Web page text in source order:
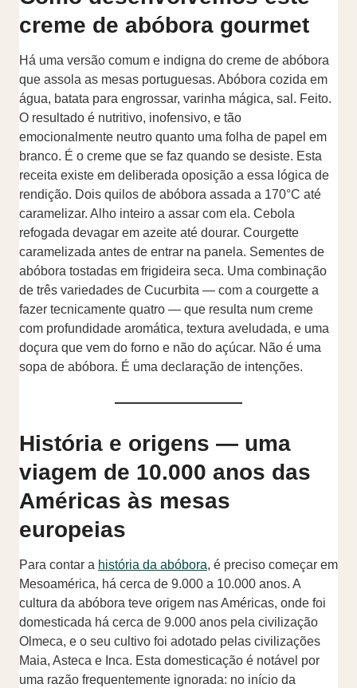
creme de abóbora gourmet
Há uma versão comum e indigna do creme de abóbora
que assola as mesas portuguesas. Abóbora cozida em
água, batata para engrossar, varinha mágica, sal. Feito.
O resultado é nutritivo, inofensivo, e tão
emocionalmente neutro quanto uma folha de papel em
branco. É o creme que se faz quando se desiste. Esta
receita existe em deliberada oposição a essa lógica de
rendição. Dois quilos de abóbora assada a 170°C até
caramelizar. Alho inteiro a assar com ela. Cebola
refogada devagar em azeite até dourar. Courgette
caramelizada antes de entrar na panela. Sementes de
abóbora tostadas em frigideira seca. Uma combinação
de três variedades de Cucurbita — com a courgette a
fazer tecnicamente quatro — que resulta num creme
com profundidade aromática, textura aveludada, e uma
doçura que vem do forno e não do açúcar. Não é uma
sopa de abóbora. É uma declaração de intenções.
História e origens — uma
viagem de 10.000 anos das
Américas às mesas
europeias
Para contar a história da abóbora, é preciso começar em
Mesoamérica, há cerca de 9.000 a 10.000 anos. A
cultura da abóbora teve origem nas Américas, onde foi
domesticada há cerca de 9.000 anos pela civilização
Olmeca, e o seu cultivo foi adotado pelas civilizações
Maia, Asteca e Inca. Esta domesticação é notável por
uma razão frequentemente ignorada: no início da